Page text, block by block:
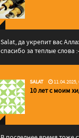
Salat, да укрепит вас
спасибо за теплые слова
SALAT 11.04.2025,
10 лет с моим